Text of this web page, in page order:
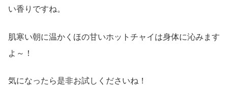
い香りですね。
肌寒い朝に温かくほの甘いホットチャイは身体に沁みます
よ～！
気になったら是非お試しくださいね！